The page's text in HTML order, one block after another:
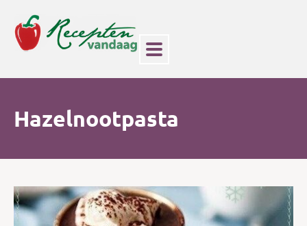
Hazelnootpasta